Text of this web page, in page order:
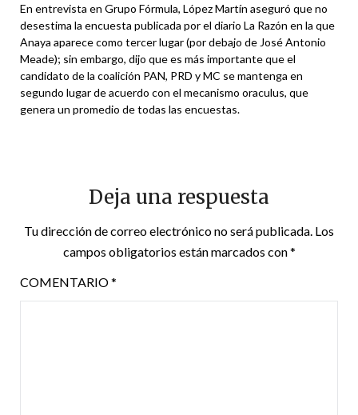
En entrevista en Grupo Fórmula, López Martín aseguró que no
desestima la encuesta publicada por el diario La Razón en la que
Anaya aparece como tercer lugar (por debajo de José Antonio
Meade); sin embargo, dijo que es más importante que el
candidato de la coalición PAN, PRD y MC se mantenga en
segundo lugar de acuerdo con el mecanismo oraculus, que
genera un promedio de todas las encuestas.
Deja una respuesta
Tu dirección de correo electrónico no será publicada. Los
campos obligatorios están marcados con*
COMENTARIO*